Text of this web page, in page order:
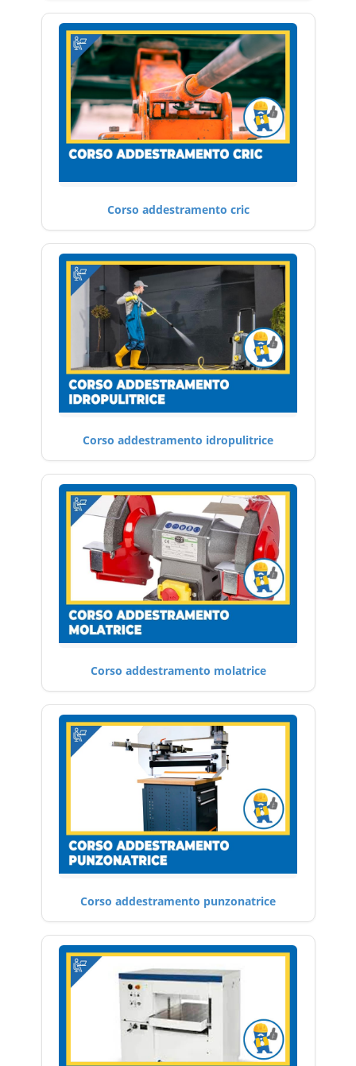
Corso addestramento cric
Corso addestramento idropulitrice
Corso addestramento molatrice
Corso addestramento punzonatrice